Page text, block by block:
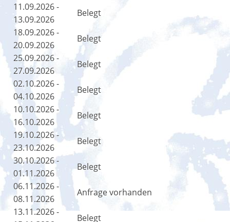
11.09.2026 -
13.09.2026
Belegt
18.09.2026 -
20.09.2026
Belegt
25.09.2026 -
27.09.2026
Belegt
02.10.2026 -
04.10.2026
Belegt
10.10.2026 -
16.10.2026
Belegt
19.10.2026 -
23.10.2026
Belegt
30.10.2026 -
01.11.2026
Belegt
06.11.2026 -
08.11.2026
Anfrage vorhanden
13.11.2026 -
Belegt